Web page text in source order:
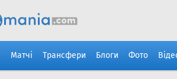
Матчі Трансфери Блоги Фото